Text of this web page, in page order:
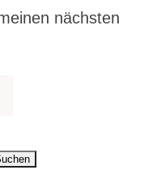
nächsten